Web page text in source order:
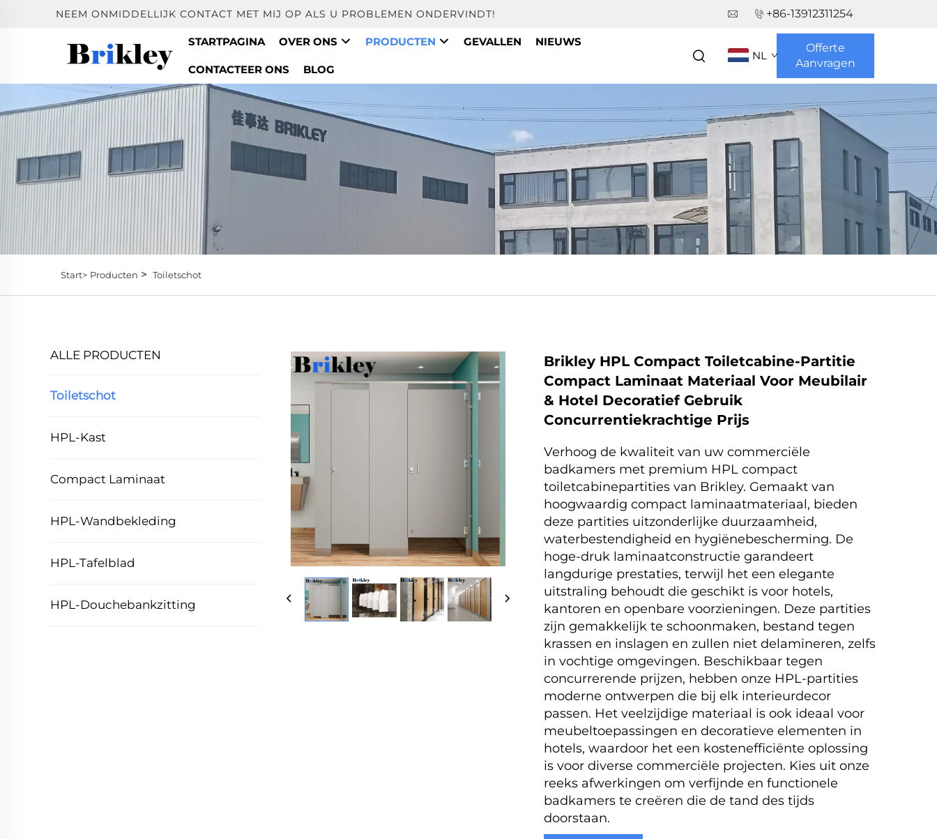
NEEM ONMIDDELLIJK CONTACT MET MIJ OP ALS U PROBLEMEN ONDERVINDT! +86-13912311254
STARTPAGINA OVER ONS PRODUCTEN GEVALLEN NIEUWS
CONTACTEER ONS BLOG
NL
Offerte
Aanvragen
Start> Producten > Toiletschot
ALLE PRODUCTEN
Toiletschot
HPL-Kast
Compact Laminaat
HPL-Wandbekleding
HPL-Tafelblad
HPL-Douchebankzitting
Brikley HPL Compact Toiletcabine-Partitie
Compact Laminaat Materiaal Voor Meubilair
& Hotel Decoratief Gebruik
Concurrentiekrachtige Prijs
Verhoog de kwaliteit van uw commerciële
badkamers met premium HPL compact
toiletcabinepartities van Brikley. Gemaakt van
hoogwaardig compact laminaatmateriaal, bieden
deze partities uitzonderlijke duurzaamheid,
waterbestendigheid en hygiënebescherming. De
hoge-druk laminaatconstructie garandeert
langdurige prestaties, terwijl het een elegante
uitstraling behoudt die geschikt is voor hotels,
kantoren en openbare voorzieningen. Deze partities
zijn gemakkelijk te schoonmaken, bestand tegen
krassen en inslagen en zullen niet delamineren, zelfs
in vochtige omgevingen. Beschikbaar tegen
concurrerende prijzen, hebben onze HPL-partities
moderne ontwerpen die bij elk interieurdecor
passen. Het veelzijdige materiaal is ook ideaal voor
meubeltoepassingen en decoratieve elementen in
hotels, waardoor het een kostenefficiënte oplossing
is voor diverse commerciële projecten. Kies uit onze
reeks afwerkingen om verfijnde en functionele
badkamers te creëren die de tand des tijds
doorstaan.